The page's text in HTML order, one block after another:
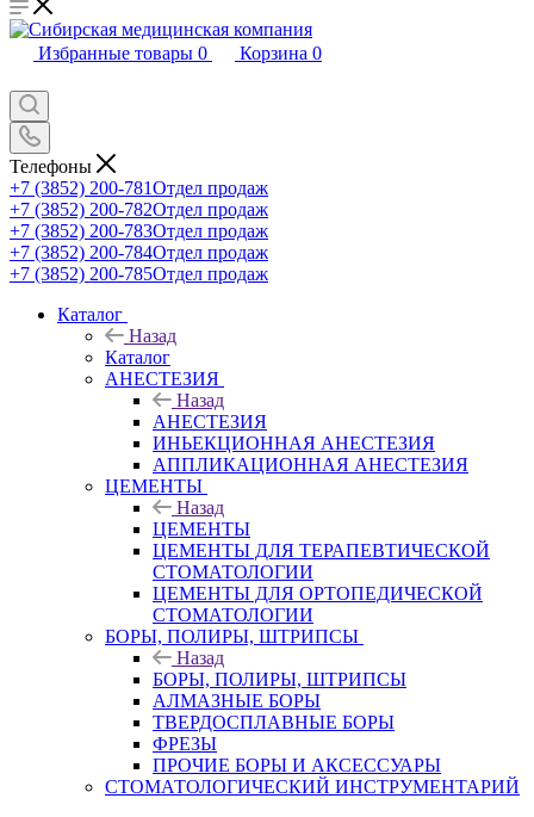
Избранные товары 0 Корзина 0
Телефоны
+7 (3852) 200-781Отдел продаж
+7 (3852) 200-782Отдел продаж
+7 (3852) 200-783Отдел продаж
+7 (3852) 200-784Отдел продаж
+7 (3852) 200-785Отдел продаж
Каталог
Назад
Каталог
АНЕСТЕЗИЯ
Назад
АНЕСТЕЗИЯ
ИНЬЕКЦИОННАЯ АНЕСТЕЗИЯ
АППЛИКАЦИОННАЯ АНЕСТЕЗИЯ
ЦЕМЕНТЫ
Назад
ЦЕМЕНТЫ
ЦЕМЕНТЫ ДЛЯ ТЕРАПЕВТИЧЕСКОЙ
СТОМАТОЛОГИИ
ЦЕМЕНТЫ ДЛЯ ОРТОПЕДИЧЕСКОЙ
СТОМАТОЛОГИИ
БОРЫ, ПОЛИРЫ, ШТРИПСЫ
Назад
БОРЫ, ПОЛИРЫ, ШТРИПСЫ
АЛМАЗНЫЕ БОРЫ
ТВЕРДОСПЛАВНЫЕ БОРЫ
ФРЕЗЫ
ПРОЧИЕ БОРЫ И АКСЕССУАРЫ
СТОМАТОЛОГИЧЕСКИЙ ИНСТРУМЕНТАРИЙ